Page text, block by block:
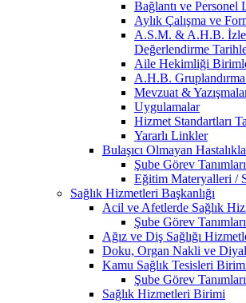
Bağlantı ve Personel
Aylık Çalışma ve
A.S.M. & A.H.B.
Değerlendirme
Aile Hekimliği
A.H.B.
Mevzuat &
Uygulamalar
Hizmet Standartları
Yararlı Linkler
Bulaşıcı Olmayan
Şube Görev Tanımları
Eğitim Materyalleri /
Sağlık Hizmetleri Başkanlığı
Acil ve Afetlerde Sağlık
Şube Görev Tanımları
Ağız ve Diş Sağlığı
Doku, Organ Nakli ve
Kamu Sağlık Tesisleri
Şube Görev Tanımları
Sağlık Hizmetleri Birimi